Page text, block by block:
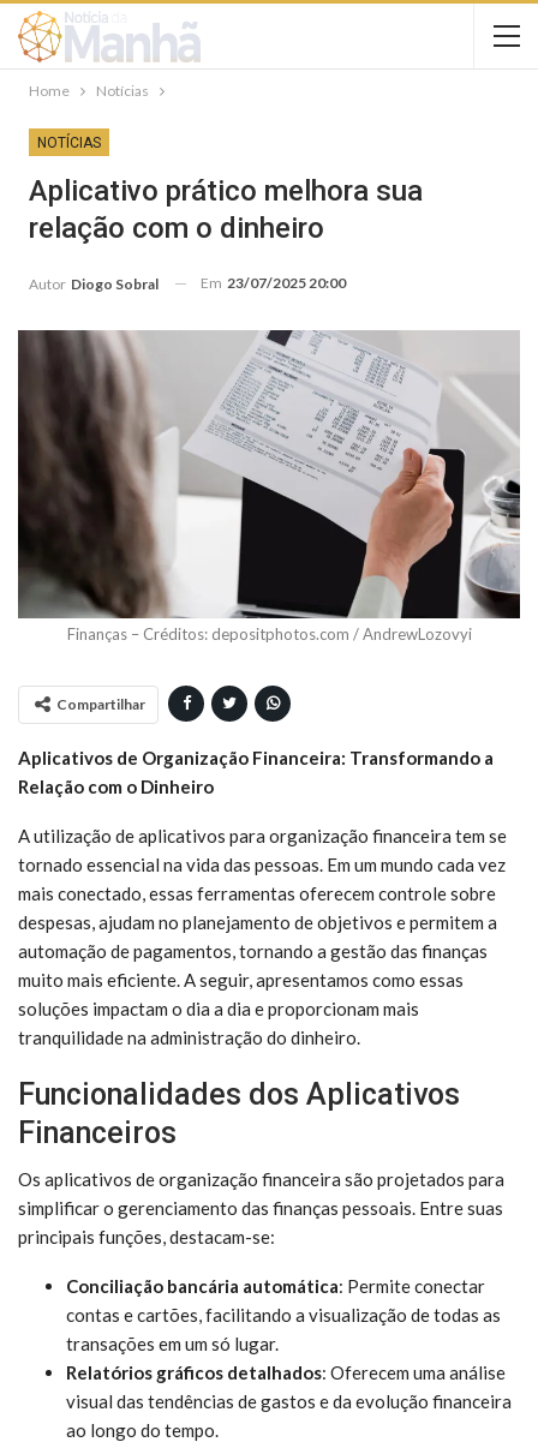
Home Notícias
NOTÍCIAS
Aplicativo prático melhora sua
relação com o dinheiro
Autor Diogo Sobral Em 23/07/2025 20:00
Finanças – Créditos: depositphotos.com / AndrewLozovyi
Compartilhar
Aplicativos de Organização Financeira: Transformando a
Relação com o Dinheiro
A utilização de aplicativos para organização financeira tem se
tornado essencial na vida das pessoas. Em um mundo cada vez
mais conectado, essas ferramentas oferecem controle sobre
despesas, ajudam no planejamento de objetivos e permitem a
automação de pagamentos, tornando a gestão das finanças
muito mais eficiente. A seguir, apresentamos como essas
soluções impactam o dia a dia e proporcionam mais
tranquilidade na administração do dinheiro.
Funcionalidades dos Aplicativos
Financeiros
Os aplicativos de organização financeira são projetados para
simplificar o gerenciamento das finanças pessoais. Entre suas
principais funções, destacam-se:
Conciliação bancária automática: Permite conectar
contas e cartões, facilitando a visualização de todas as
transações em um só lugar.
Relatórios gráficos detalhados: Oferecem uma análise
visual das tendências de gastos e da evolução financeira
ao longo do tempo.